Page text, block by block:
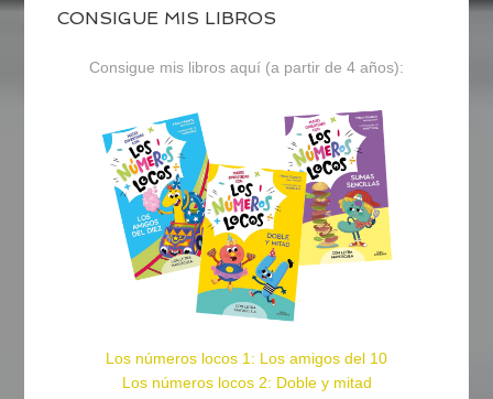
CONSIGUE MIS LIBROS
Consigue mis libros aquí (a partir de 4 años):
Los números locos 1: Los amigos del 10
Los números locos 2: Doble y mitad